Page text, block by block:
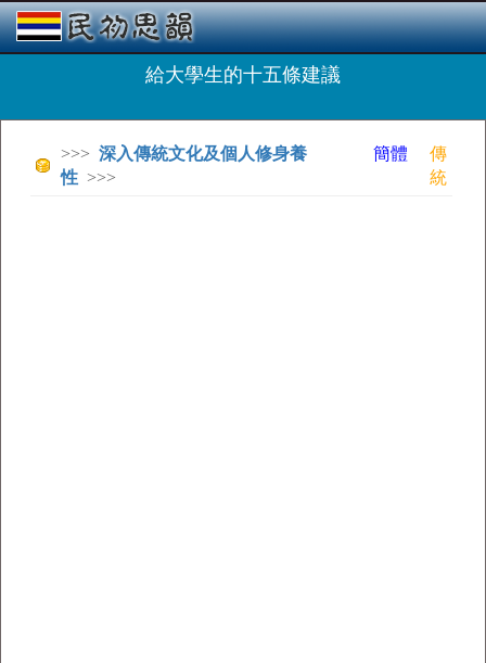
給大學生的十五條建議
>>> 深入傳統文化及個人修身養
性 >>>
簡體
傳
統